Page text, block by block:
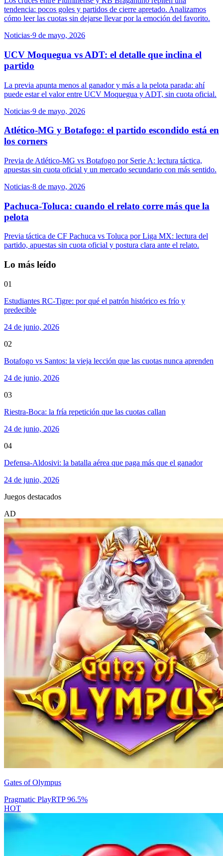
tendencia: pocos goles y partidos de cierre apretado. Analizamos
cómo leer las cuotas sin dejarse llevar por la emoción del favorito.
Noticias·9 de mayo, 2026
UCV Moquegua vs ADT: el detalle que inclina el
partido
La previa apunta menos al ganador y más a la pelota parada: ahí
puede estar el valor entre UCV Moquegua y ADT, sin cuota oficial.
Noticias·9 de mayo, 2026
Atlético-MG y Botafogo: el partido escondido está en
los corners
Previa de Atlético-MG vs Botafogo por Serie A: lectura táctica,
apuestas sin cuota oficial y un mercado secundario con más sentido.
Noticias·8 de mayo, 2026
Pachuca-Toluca: cuando el relato corre más que la
pelota
Previa táctica de CF Pachuca vs Toluca por Liga MX: lectura del
partido, apuestas sin cuota oficial y postura clara ante el relato.
Lo más leído
01
Estudiantes RC-Tigre: por qué el patrón histórico es frío y
predecible
24 de junio, 2026
02
Botafogo vs Santos: la vieja lección que las cuotas nunca aprenden
24 de junio, 2026
03
Riestra-Boca: la fría repetición que las cuotas callan
24 de junio, 2026
04
Defensa-Aldosivi: la batalla aérea que paga más que el ganador
24 de junio, 2026
Juegos destacados
AD
Gates of Olympus
Pragmatic PlayRTP96.5%
HOT